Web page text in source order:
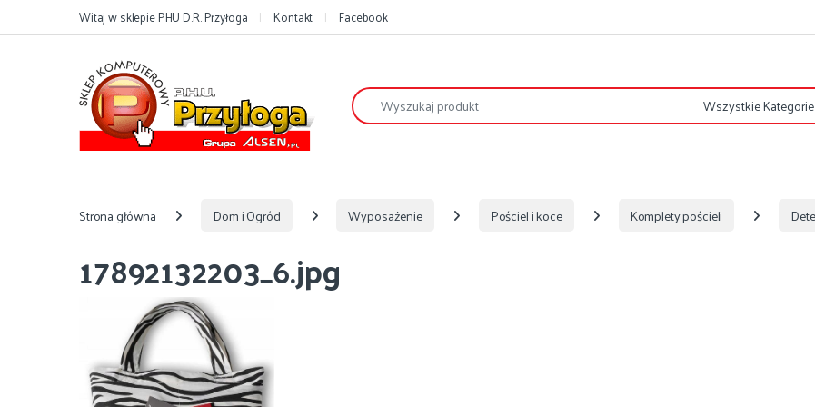
Przejdź do nawigacji
Przejdź do treściWitaj w sklepie PHU D.R. Przyłoga Kontakt Facebook
Szukaj:
Strona główna Dom i Ogród Wyposażenie Pościel i koce Komplety pościeli
17892132203_6.jpg